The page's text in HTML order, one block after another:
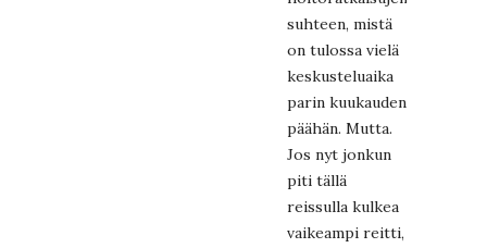
suhteen, mistä
on tulossa vielä
keskusteluaika
parin kuukauden
päähän. Mutta.
Jos nyt jonkun
piti tällä
reissulla kulkea
vaikeampi reitti,